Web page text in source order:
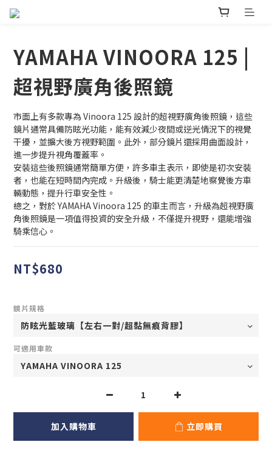
YAMAHA VINOORA 125 |
超視野廣角後照鏡
市面上有多款專為 Vinoora 125 設計的超視野廣角後照鏡，這些
鏡片通常具備防眩光功能，能有效減少夜間或逆光情況下的視覺
干擾，並擴大後方視野範圍。此外，部分鏡片還採用曲面設計，
進一步提升視角覆蓋率。
安裝這些後照鏡通常簡單方便，許多車主表示，即使是初次安裝
者，也能在短時間內完成。升級後，騎士能更清楚地察覺後方車
輛動態，提升行車安全性。
總之，對於 YAMAHA Vinoora 125 的車主而言，升級為超視野廣
角後照鏡是一項值得投資的安全升級，不僅提升視野，還能增強
騎乘信心。
NT$680
鏡片規格
可適用車款
加入購物車 立即購買